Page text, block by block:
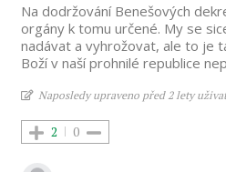
Na dodržování Benešových
orgány k tomu určené. My se
nadávat a vyhrožovat, ale to je
Boží v naší prohnilé republice
Naposledy upraveno před 2 lety
2 0